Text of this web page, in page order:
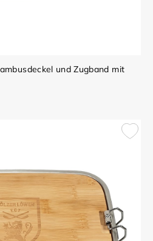
und Zugband mit